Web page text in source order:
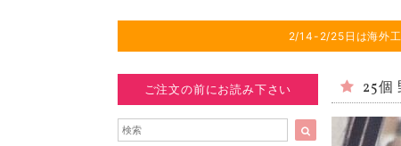
2/14-2/25日は海外
ご注文の前にお読み下さい 25個